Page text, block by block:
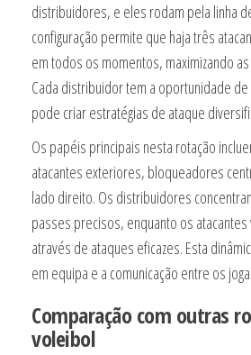
distribuidores, e eles rodam pela linha
configuração permite que haja três
em todos os momentos, maximizando
Cada distribuidor tem a oportunidade
pode criar estratégias de ataque
Os papéis principais nesta rotação
atacantes exteriores, bloqueadores
lado direito. Os distribuidores
passes precisos, enquanto os
através de ataques eficazes. Esta
em equipa e a comunicação entre os
Comparação com outras
voleibol